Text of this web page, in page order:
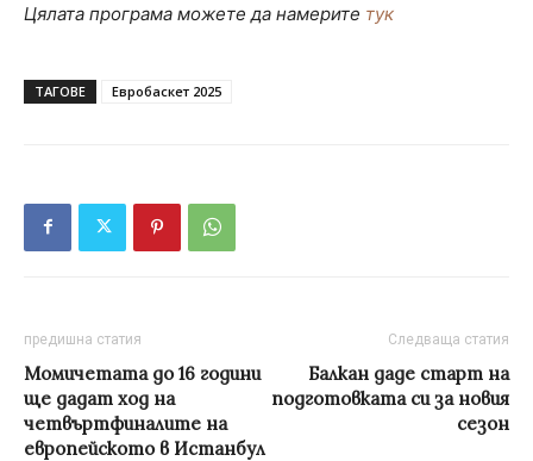
Цялата програма можете да намерите тук
ТАГОВЕ Евробаскет 2025
предишна статия
Момичетата до 16 години
ще дадат ход на
четвъртфиналите на
европейското в Истанбул
Следваща статия
Балкан даде старт на
подготовката си за новия
сезон